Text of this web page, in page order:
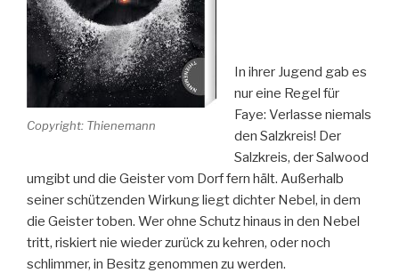
Copyright: Thienemann
In ihrer Jugend gab es
nur eine Regel für
Faye: Verlasse niemals
den Salzkreis! Der
Salzkreis, der Salwood
umgibt und die Geister vom Dorf fern hält. Außerhalb
seiner schützenden Wirkung liegt dichter Nebel, in dem
die Geister toben. Wer ohne Schutz hinaus in den Nebel
tritt, riskiert nie wieder zurück zu kehren, oder noch
schlimmer, in Besitz genommen zu werden.